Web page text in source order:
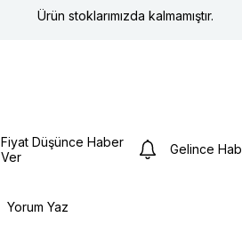
Ürün stoklarımızda kalmamıştır.
Fiyat Düşünce Haber
Ver
Gelince
Yorum Yaz